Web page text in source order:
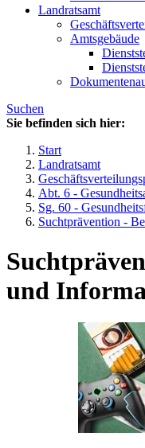
Landratsamt
Amtsgebäude
Suchen
Sie befinden sich hier:
Start
Landratsamt
Abt. 6 -
Sg. 60 -
Suchtprävention -
und